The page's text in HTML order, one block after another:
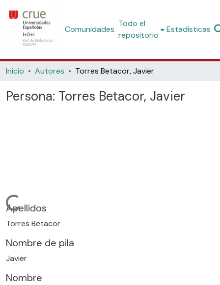
Comunidades
Todo el
repositorio
Estadísticas
Inicio Autores Torres Betacor, Javier
Persona: Torres Betacor, Javier
Cargando...
Apellidos
Torres Betacor
Nombre de pila
Javier
Nombre